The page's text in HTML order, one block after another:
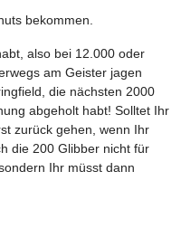
bekommen.
also bei 12.000 oder
am Geister jagen
die nächsten 2000
abgeholt habt! Solltet Ihr
zurück gehen, wenn Ihr
die 200 Glibber nicht für
Ihr müsst dann